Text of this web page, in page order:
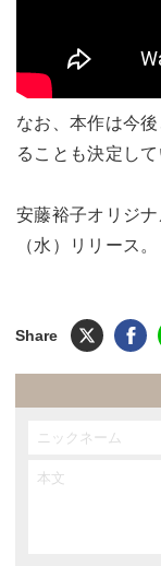
なお、本作は今
ることも決定して
安藤裕子オリジ
（水）リリース。